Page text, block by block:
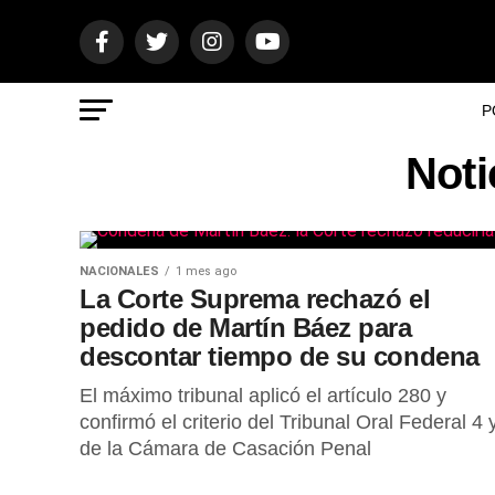
NACIONALES 1 mes ago
La Corte Suprema rechazó el
pedido de Martín Báez para
descontar tiempo de su condena
El máximo tribunal aplicó el artículo 280 y
confirmó el criterio del Tribunal Oral Federal 4
de la Cámara de Casación Penal